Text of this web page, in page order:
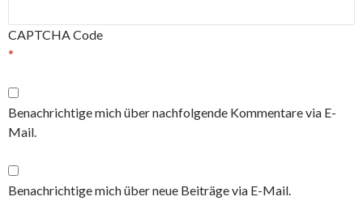
CAPTCHA Code
*
Benachrichtige mich über nachfolgende Kommentare via E-
Mail.
Benachrichtige mich über neue Beiträge via E-Mail.